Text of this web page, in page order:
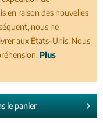
en raison des nouvelles
nous ne
aux États-Unis. Nous
Plus
le panier